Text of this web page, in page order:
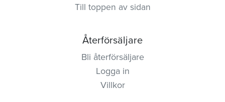
Till toppen av sidan
Återförsäljare
Bli återförsäljare
Logga in
Villkor